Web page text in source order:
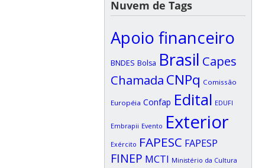
Nuvem de Tags
Apoio financeiro
BNDES Bolsa Brasil Capes
Chamada CNPq Comissão
Européia Confap Edital EDUFI
Embrapii Evento Exterior
Exército FAPESC FAPESP
FINEP MCTI Ministério da Cultura